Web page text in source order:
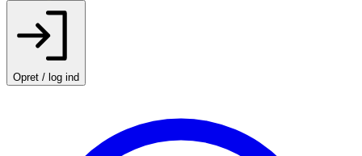
Opret / log ind